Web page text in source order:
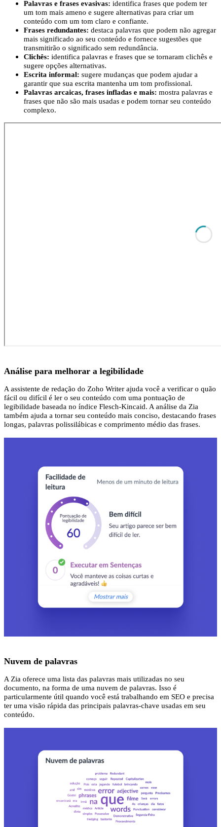
Palavras e frases evasivas: identifica frases que podem ter
um tom mais ameno e sugere alternativas para criar um
conteúdo com um tom claro e confiante.
Frases redundantes: destaca palavras que podem não agregar
mais significado ao seu conteúdo e fornece sugestões que
transmitirão o significado sem redundância.
Clichês: identifica palavras e frases que se tornaram clichês e
sugere opções alternativas.
Escrita informal: sugere mudanças que podem ajudar a
garantir que sua escrita mantenha um tom profissional.
Palavras arcaicas, frases infladas e mais: mostra palavras e
frases que não são mais usadas e podem tornar seu conteúdo
complexo.
Análise para melhorar a legibilidade
A assistente de redação do Zoho Writer ajuda você a verificar o quão
fácil ou difícil é ler o seu conteúdo com uma pontuação de
legibilidade baseada no índice Flesch-Kincaid. A análise da Zia
também ajuda a tornar seu conteúdo mais conciso, destacando frases
longas, palavras polissilábicas e comprimento médio das frases.
Nuvem de palavras
A Zia oferece uma lista das palavras mais utilizadas no seu
documento, na forma de uma nuvem de palavras. Isso é
particularmente útil quando você está trabalhando em SEO e precisa
ter uma visão rápida das principais palavras-chave usadas em seu
conteúdo.